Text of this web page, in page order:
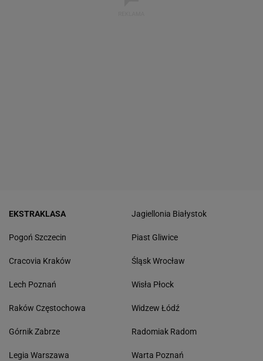
EKSTRAKLASA
Pogoń Szczecin
Cracovia Kraków
Lech Poznań
Raków Częstochowa
Górnik Zabrze
Legia Warszawa
Jagiellonia Białystok
Piast Gliwice
Śląsk Wrocław
Wisła Płock
Widzew Łódź
Radomiak Radom
Warta Poznań